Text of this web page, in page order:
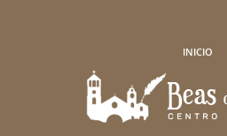
inicio